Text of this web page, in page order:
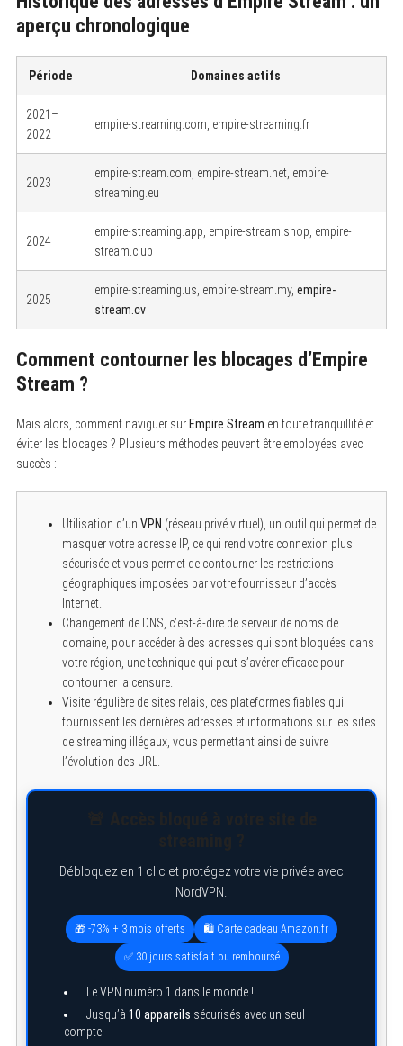
aperçu chronologique
Période Domaines actifs
2021–
2022
empire-streaming.com, empire-streaming.fr
2023
empire-stream.com, empire-stream.net, empire-
streaming.eu
2024
empire-streaming.app, empire-stream.shop, empire-
stream.club
2025
empire-streaming.us, empire-stream.my, empire-
stream.cv
Comment contourner les blocages d’Empire
Stream ?
Mais alors, comment naviguer sur Empire Stream en toute tranquillité et
éviter les blocages ? Plusieurs méthodes peuvent être employées avec
succès :
Utilisation d’un VPN (réseau privé virtuel), un outil qui permet de
masquer votre adresse IP, ce qui rend votre connexion plus
sécurisée et vous permet de contourner les restrictions
géographiques imposées par votre fournisseur d’accès
Internet.
Changement de DNS, c’est-à-dire de serveur de noms de
domaine, pour accéder à des adresses qui sont bloquées dans
votre région, une technique qui peut s’avérer efficace pour
contourner la censure.
Visite régulière de sites relais, ces plateformes fiables qui
fournissent les dernières adresses et informations sur les sites
de streaming illégaux, vous permettant ainsi de suivre
l’évolution des URL.
Débloquez en 1 clic et protégez votre vie privée avec
NordVPN.
🎁 -73% + 3 mois offerts 🛍️ Carte cadeau Amazon.fr
✅ 30 jours satisfait ou remboursé
Le VPN numéro 1 dans le monde !
Jusqu’à 10 appareils sécurisés avec un seul
compte